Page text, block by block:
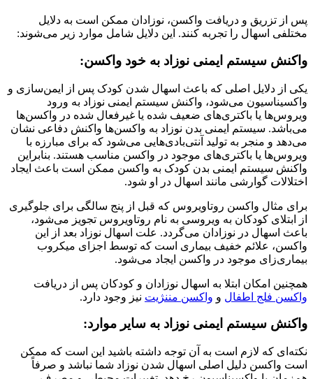
پس از تزریق و دریافت واکسن‌، نوزادان ممکن است به دلایل
مختلفی اسهال را تجربه کنند. این دلایل شامل موارد زیر می‌شوند:
واکنش سیستم ایمنی نوزاد به خود واکسن:
یکی از دلایل اصلی که باعث اسهال شدن کودک پس از ایمن‌سازی و
واکسیناسیون می‌شود، واکنش سیستم ایمنی نوزاد به ورود
ویروس‌ها یا باکتری‌های ضعیف شده یا غیرفعال شده در واکسن‌ها
می‌باشد. سیستم ایمنی بدن نوزاد به واکسن‌ها واکنش دفاعی نشان
می‌دهد و منجر به تولید آنتی‌بادی‌هایی می‌شود که برای مبارزه با
ویروس‌ها یا باکتری‌های موجود در واکسن مناسب هستند. بنابراین
واکنش سیستم ایمنی بدن کودک به واکسن ممکن است باعث ایجاد
اختلالات گوارشی مانند اسهال در او شود.
برای مثال واکسن روتاویروس که قبل از پنج سالگی برای جلوگیری
از ابتلای کودکان به ویروسی به نام روتاویروس تجویز می‌شود،
باعث اسهال در نوزادان می‌گردد. علت اسهال نوزاد بعد از این
واکسن، علائم خفیف بیماری است که توسط اجزای میکروب
بیماری‌زای موجود در واکسن ایجاد می‌شود.
همچنین امکان ابتلا به اسهال نوزادان و کودکان پس از دریافت
واکسن فلج اطفال و واکسن مننژیت نیز وجود دارد.
واکنش سیستم ایمنی نوزاد به سایر موارد:
نکته‌ای که لازم است به آن توجه داشته باشید این است که ممکن
است واکسن دلیل اصلی اسهال شدن نوزاد شما نباشد و صرفاً